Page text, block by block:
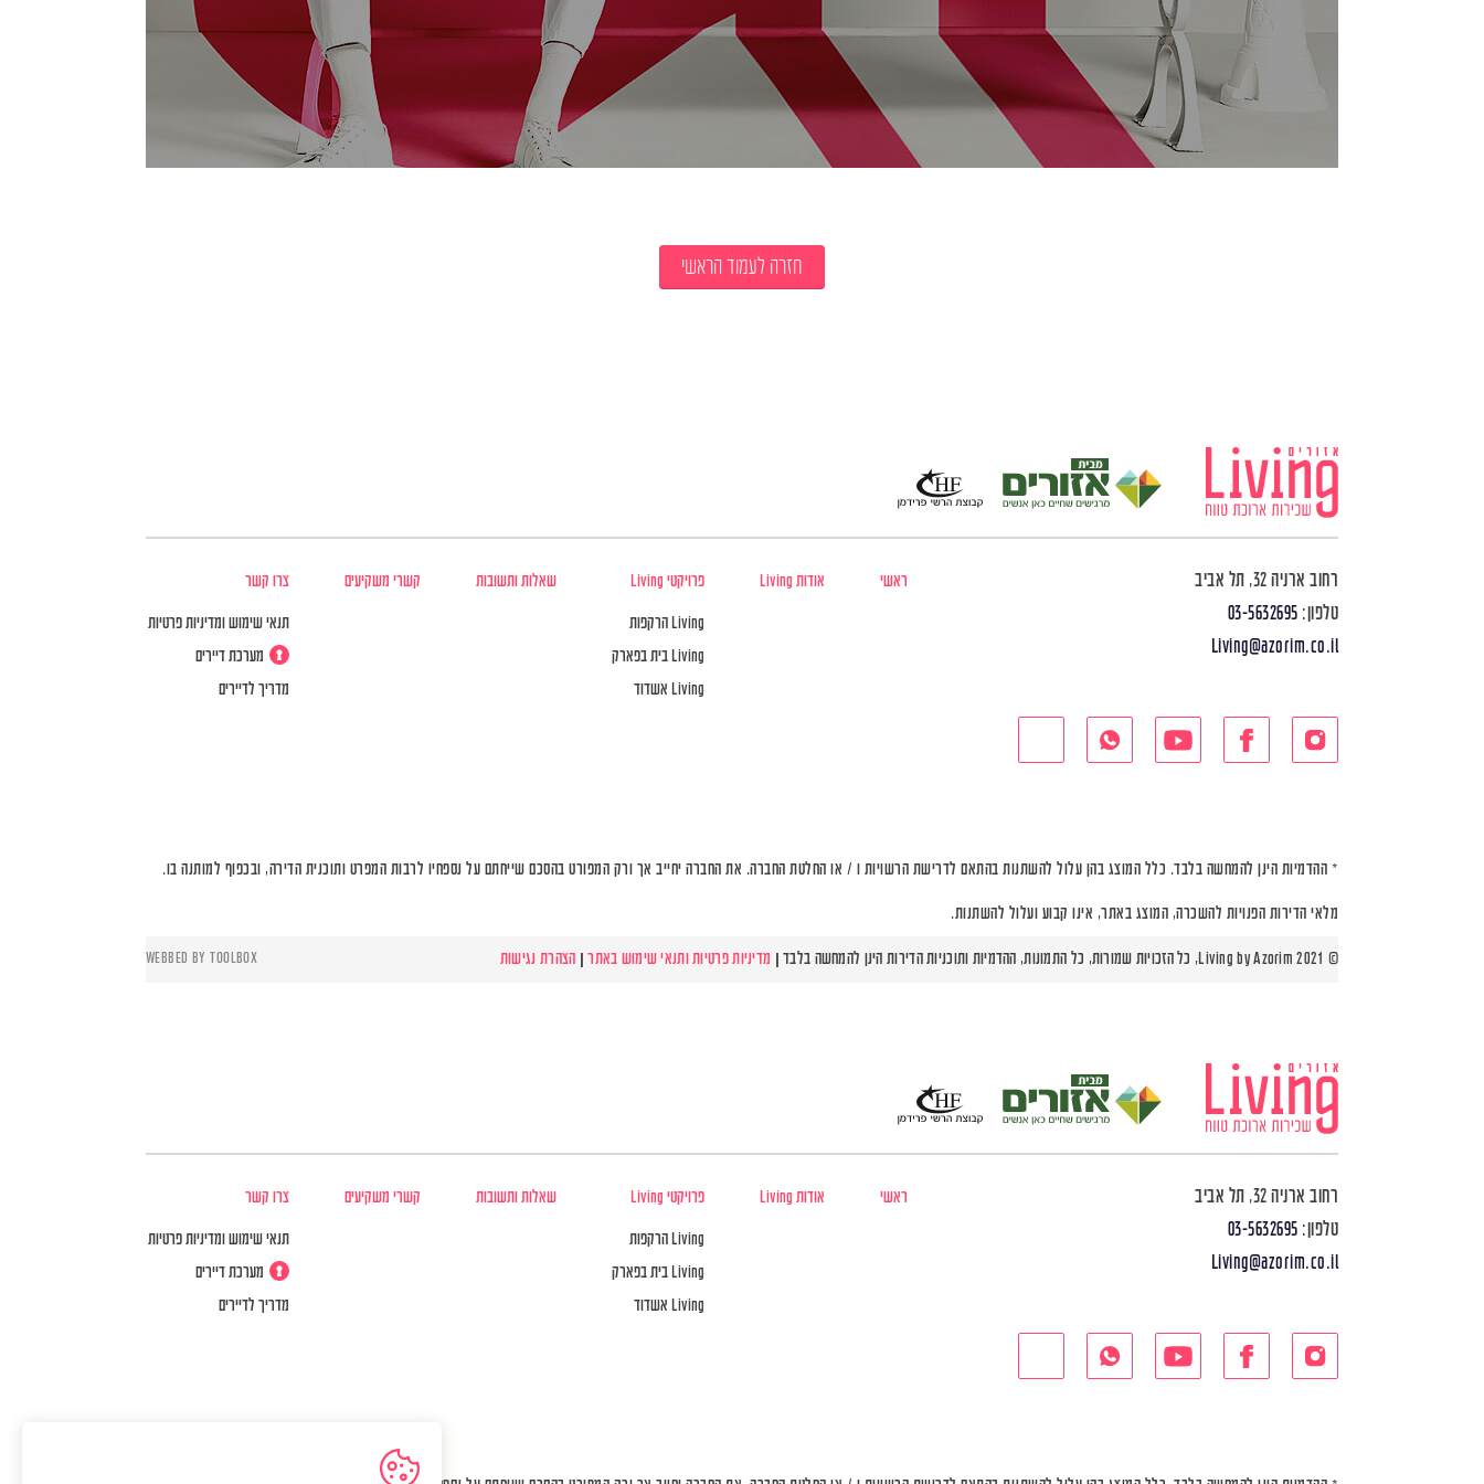
חזרה לעמוד הראשי
רחוב ארניה 32, תל אביב
טלפון: 03-5632695
Living@azorim.co.il
ראשי אודות Living פרויקטי Living
Living הרקפות
Living בית בפארק
Living אשדוד
שאלות ותשובות קשרי משקיעים צרו קשר
תנאי שימוש ומדיניות פרטיות
מערכת דיירים
מדריך לדיירים
* ההדמיות הינן להמחשה בלבד. כלל המוצג בהן עלול להשתנות בהתאם לדרישת הרשויות ו / או החלטת החברה. את החברה יחייב אך ורק המפורט בהסכם שייחתם על נספחיו לרבות המפרט ותוכנית הדירה, ובכפוף למותנה בו.
מלאי הדירות הפנויות להשכרה, המוצג באתר, אינו קבוע ועלול להשתנות.
© Living by Azorim 2021, כל הזכויות שמורות, כל התמונות, ההדמיות ותוכניות הדירות הינן להמחשה בלבד | מדיניות פרטיות ותנאי שימוש באתר| הצהרת נגישות WEBBED BY TOOLBOX
רחוב ארניה 32, תל אביב
טלפון: 03-5632695
Living@azorim.co.il
ראשי אודות Living פרויקטי Living
Living הרקפות
Living בית בפארק
Living אשדוד
שאלות ותשובות קשרי משקיעים צרו קשר
תנאי שימוש ומדיניות פרטיות
מערכת דיירים
מדריך לדיירים